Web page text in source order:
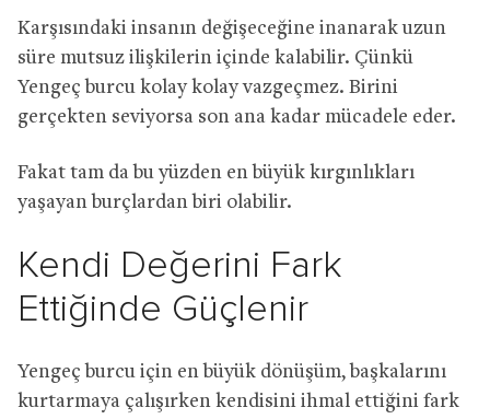
Karşısındaki insanın değişeceğine inanarak uzun
süre mutsuz ilişkilerin içinde kalabilir. Çünkü
Yengeç burcu kolay kolay vazgeçmez. Birini
gerçekten seviyorsa son ana kadar mücadele eder.
Fakat tam da bu yüzden en büyük kırgınlıkları
yaşayan burçlardan biri olabilir.
Kendi Değerini Fark
Ettiğinde Güçlenir
Yengeç burcu için en büyük dönüşüm, başkalarını
kurtarmaya çalışırken kendisini ihmal ettiğini fark